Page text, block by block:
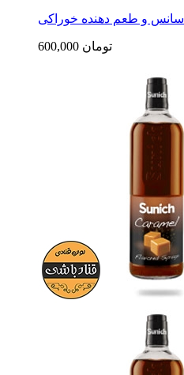
اسانس و طعم دهنده خوراکی
600,000 تومان